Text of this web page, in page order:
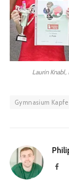
Laurin Knabl,
Gymnasium